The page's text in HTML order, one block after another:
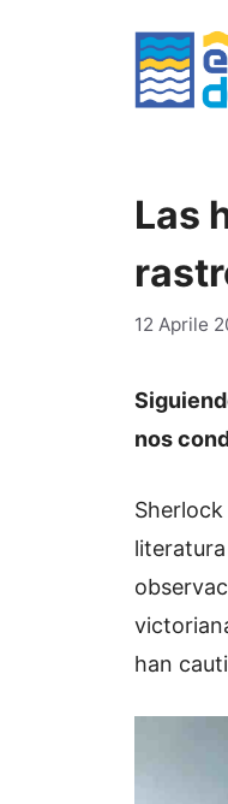
Las
12 Aprile
nos
han